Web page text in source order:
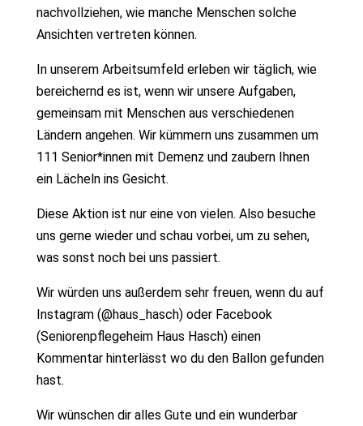
nachvollziehen, wie manche Menschen solche
Ansichten vertreten können.
In unserem Arbeitsumfeld erleben wir täglich, wie
bereichernd es ist, wenn wir unsere Aufgaben,
gemeinsam mit Menschen aus verschiedenen
Ländern angehen. Wir kümmern uns zusammen um
111 Senior*innen mit Demenz und zaubern Ihnen
ein Lächeln ins Gesicht.
Diese Aktion ist nur eine von vielen. Also besuche
uns gerne wieder und schau vorbei, um zu sehen,
was sonst noch bei uns passiert.
Wir würden uns außerdem sehr freuen, wenn du auf
Instagram (@haus_hasch) oder Facebook
(Seniorenpflegeheim Haus Hasch) einen
Kommentar hinterlässt wo du den Ballon gefunden
hast.
Wir wünschen dir alles Gute und ein wunderbar